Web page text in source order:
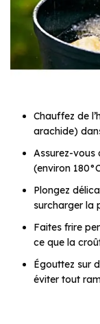
Chauffez de
arachide)
Assurez-vous
(environ
Plongez
surcharger la
Faites frire
ce que la
Égouttez sur
éviter tout